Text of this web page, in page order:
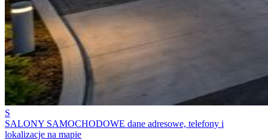
S
SALONY SAMOCHODOWE dane adresowe, telefony i
lokalizacje na mapie